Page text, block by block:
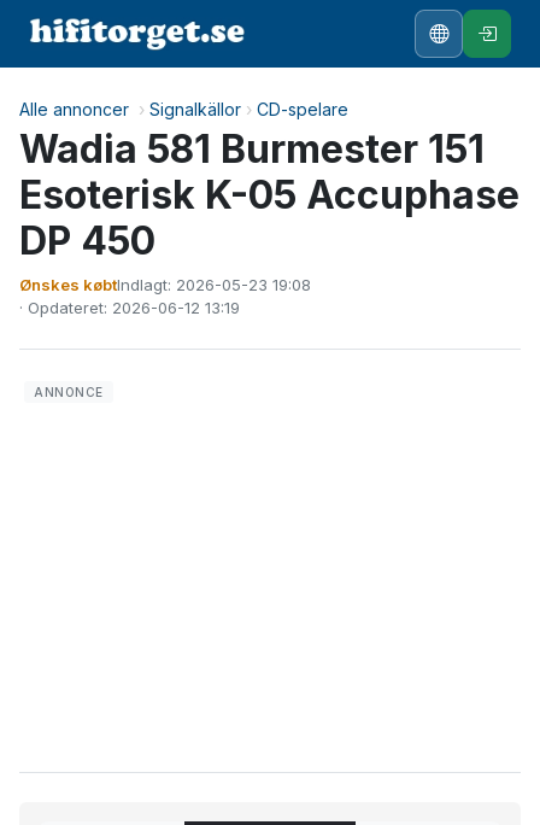
Alle annoncer › Signalkällor › CD-spelare
Wadia 581 Burmester 151
Esoterisk K-05 Accuphase
DP 450
Ønskes købtIndlagt: 2026-05-23 19:08
· Opdateret: 2026-06-12 13:19